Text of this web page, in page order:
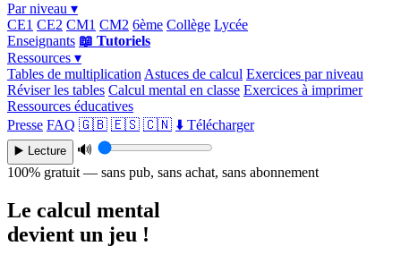
Par niveau ▾
CE1 CE2 CM1 CM2 6ème Collège Lycée
Enseignants 📖 Tutoriels
Ressources ▾
Tables de multiplication Astuces de calcul Exercices par niveau
Réviser les tables Calcul mental en classe Exercices à imprimer
Ressources éducatives
Presse FAQ 🇬🇧 🇪🇸 🇨🇳 ⬇️ Télécharger
▶️ Lecture
🔊
100% gratuit — sans pub, sans achat, sans abonnement
Le calcul mental
devient un jeu !